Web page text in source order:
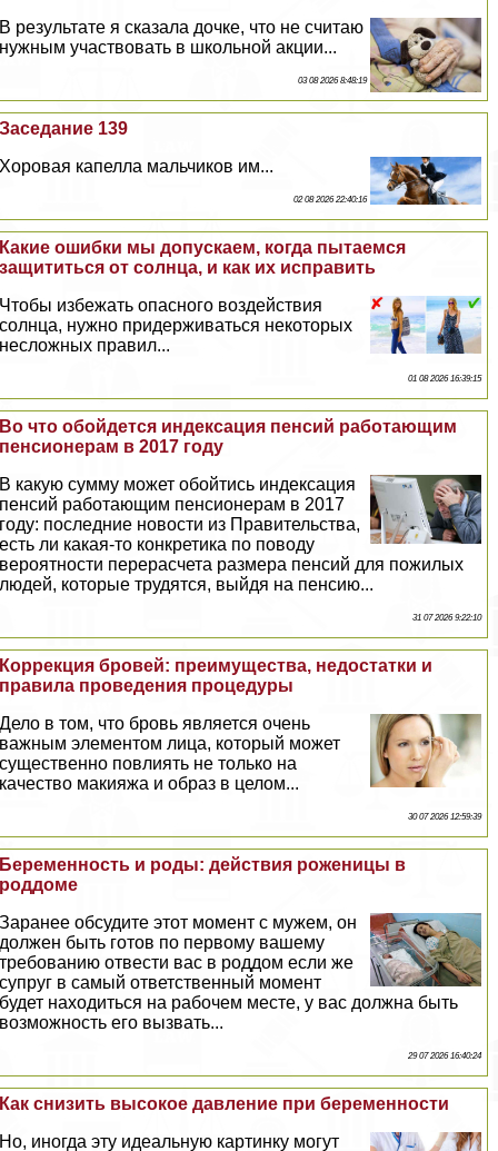
В результате я сказала дочке, что не считаю
нужным участвовать в школьной акции...
03 08 2026 8:48:19
Заседание 139
Хоровая капелла мальчиков им...
02 08 2026 22:40:16
Какие ошибки мы допускаем, когда пытаемся
защититься от солнца, и как их исправить
Чтобы избежать опасного воздействия
солнца, нужно придерживаться некоторых
несложных правил...
01 08 2026 16:39:15
Во что обойдется индексация пенсий работающим
пенсионерам в 2017 году
В какую сумму может обойтись индексация
пенсий работающим пенсионерам в 2017
году: последние новости из Правительства,
есть ли какая-то конкретика по поводу
вероятности перерасчета размера пенсий для пожилых
людей, которые трудятся, выйдя на пенсию...
31 07 2026 9:22:10
Коррекция бровей: преимущества, недостатки и
правила проведения процедуры
Дело в том, что бровь является очень
важным элементом лица, который может
существенно повлиять не только на
качество макияжа и образ в целом...
30 07 2026 12:59:39
Беременность и роды: действия роженицы в
роддоме
Заранее обсудите этот момент с мужем, он
должен быть готов по первому вашему
требованию отвести вас в роддом если же
супруг в самый ответственный момент
будет находиться на рабочем месте, у вас должна быть
возможность его вызвать...
29 07 2026 16:40:24
Как снизить высокое давление при беременности
Но, иногда эту идеальную картинку могут